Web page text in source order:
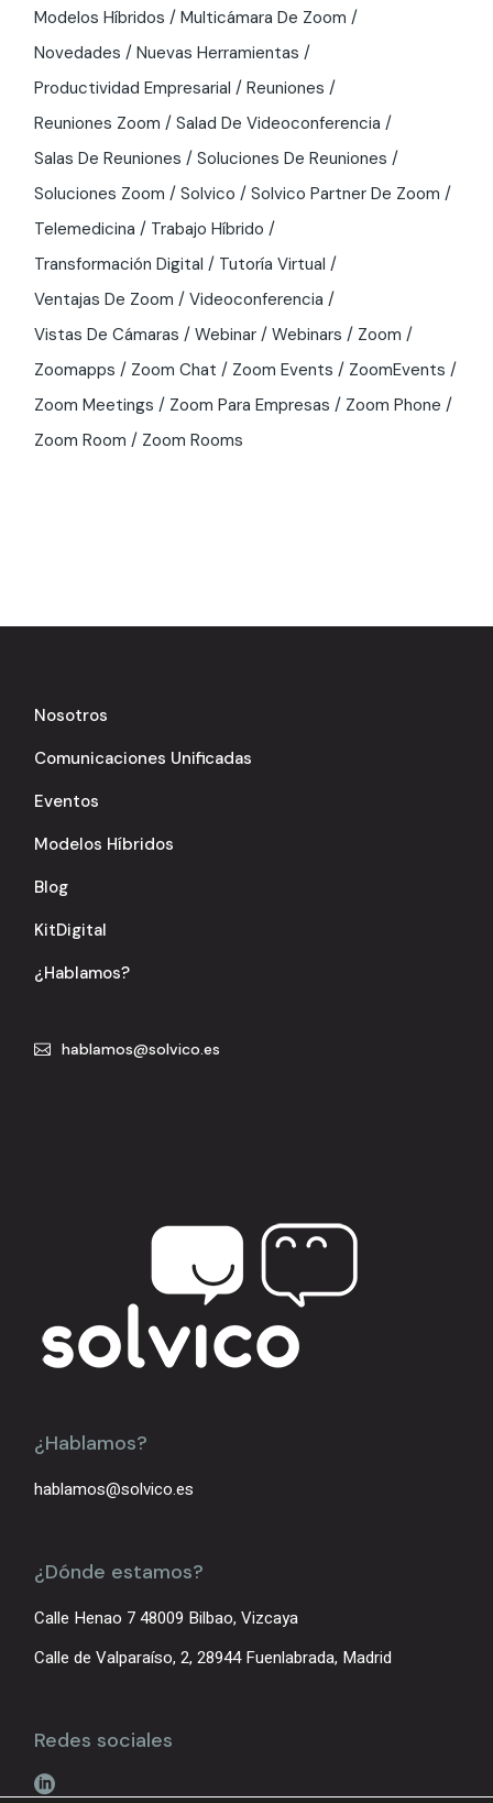
Modelos Híbridos
Multicámara De Zoom
Novedades
Nuevas Herramientas
Productividad Empresarial
Reuniones
Reuniones Zoom
Salad De Videoconferencia
Salas De Reuniones
Soluciones De Reuniones
Soluciones Zoom
Solvico
Solvico Partner De Zoom
Telemedicina
Trabajo Híbrido
Transformación Digital
Tutoría Virtual
Ventajas De Zoom
Videoconferencia
Vistas De Cámaras
Webinar Webinars
Zoom
Zoomapps
Zoom Chat Zoom Events
ZoomEvents
Zoom Meetings
Zoom Para Empresas
Zoom Phone
Zoom Room
Zoom Rooms
Nosotros
Comunicaciones Unificadas
Eventos
Modelos Híbridos
Blog
KitDigital
¿Hablamos?
hablamos@solvico.es
¿Hablamos?
hablamos@solvico.es
¿Dónde estamos?
Calle Henao 7 48009 Bilbao, Vizcaya
Calle de Valparaíso, 2, 28944 Fuenlabrada, Madrid
Redes sociales